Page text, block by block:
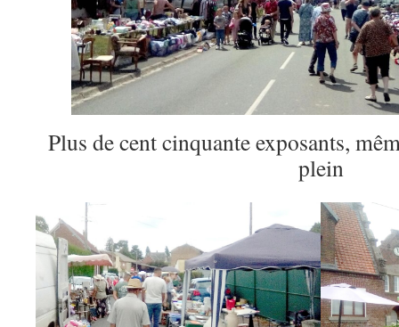
Plus de cent cinquante exposants,
plein